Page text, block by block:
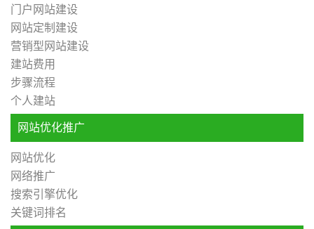
门户网站建设
网站定制建设
营销型网站建设
建站费用
步骤流程
个人建站
网站优化推广
网站优化
网络推广
搜索引擎优化
关键词排名